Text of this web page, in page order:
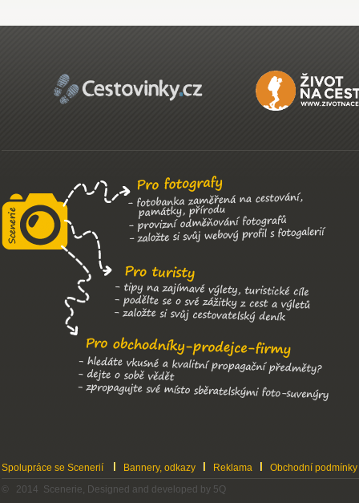
Spolupráce se Scenerií Bannery, odkazy Reklama
Obchodní podmínky
© 2014 Scenerie, Designed and developed by 5Q